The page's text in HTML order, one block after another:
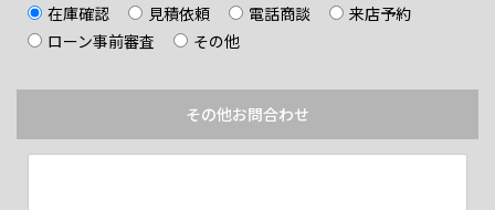
在庫確認 見積依頼 電話商談
来店予約
ローン事前審査
その他
その他お問合わせ